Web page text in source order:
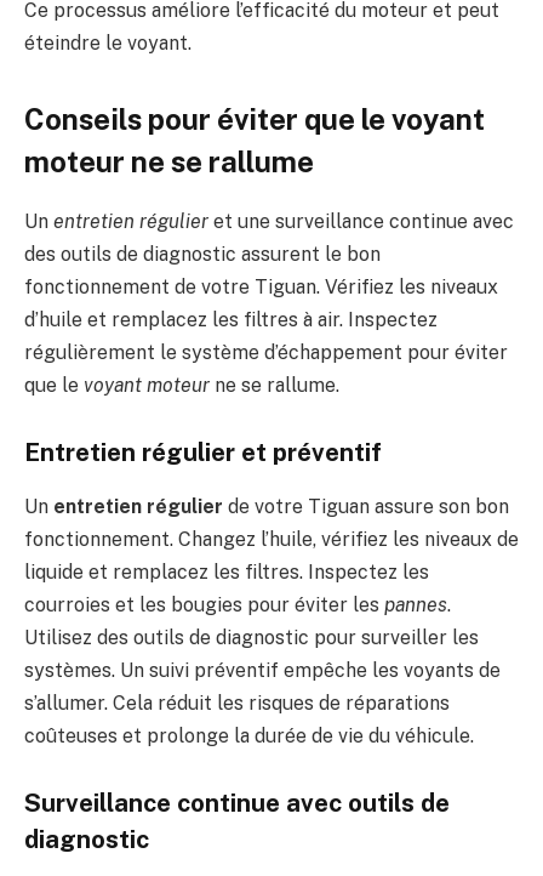
Ce processus améliore l’efficacité du moteur et peut
éteindre le voyant.
Conseils pour éviter que le voyant
moteur ne se rallume
Un entretien régulier et une surveillance continue avec
des outils de diagnostic assurent le bon
fonctionnement de votre Tiguan. Vérifiez les niveaux
d’huile et remplacez les filtres à air. Inspectez
régulièrement le système d’échappement pour éviter
que le voyant moteur ne se rallume.
Entretien régulier et préventif
Un entretien régulier de votre Tiguan assure son bon
fonctionnement. Changez l’huile, vérifiez les niveaux de
liquide et remplacez les filtres. Inspectez les
courroies et les bougies pour éviter les pannes.
Utilisez des outils de diagnostic pour surveiller les
systèmes. Un suivi préventif empêche les voyants de
s’allumer. Cela réduit les risques de réparations
coûteuses et prolonge la durée de vie du véhicule.
Surveillance continue avec outils de
diagnostic